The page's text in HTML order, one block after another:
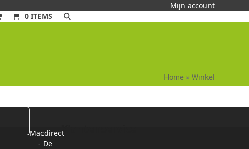
Mijn account
0 ITEMS
Home » Winkel
Klantenservice
Macdirect
- De